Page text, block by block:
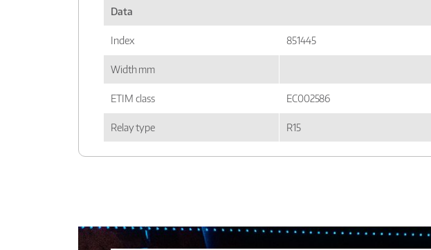
Data
Index 851445
Width mm
ETIM class EC002586
Relay type R15